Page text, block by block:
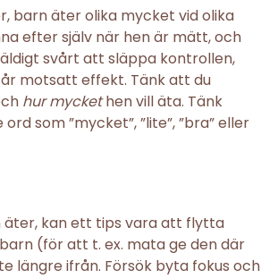
barn äter olika mycket vid olika
efter själv när hen är mätt, och
svårt att släppa kontrollen,
motsatt effekt. Tänk att du
hur myckethen vill äta. Tänk
som ”mycket”, ”lite”, ”bra” eller
äter, kan ett tips vara att flytta
(för att t. ex. mata ge den där
längre ifrån. Försök byta fokus och